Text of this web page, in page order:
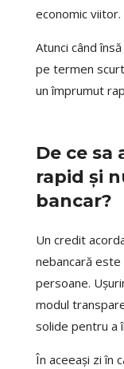
economic viitor.
Atunci când
pe termen
un împrumut
De ce
rapid și
bancar?
Un credit
nebancară
persoane.
modul
solide pentru a
În aceeași zi în